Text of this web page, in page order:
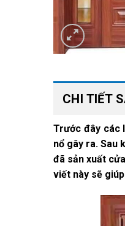
CHI TIẾT
Trước đây các
nổ gây ra. Sau
đã sản xuất
viết này sẽ